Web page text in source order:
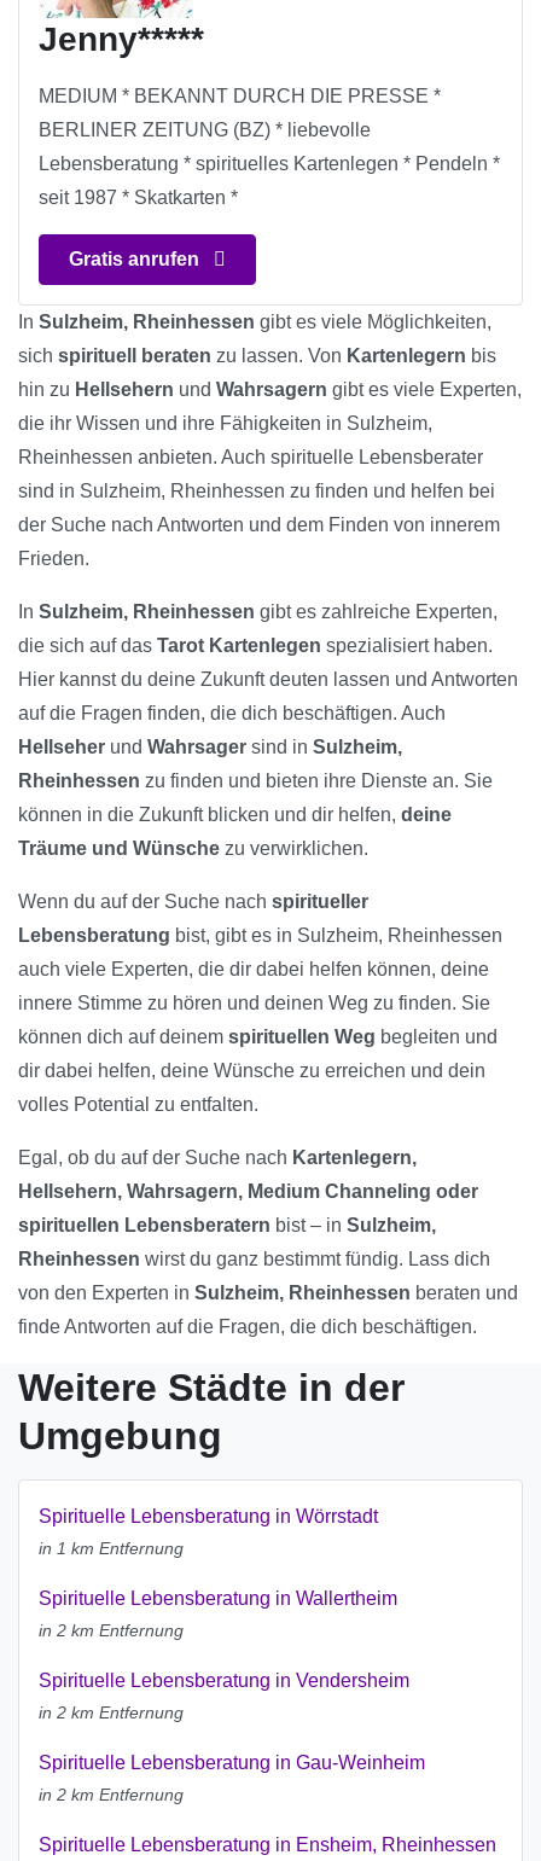
Jenny*****
MEDIUM * BEKANNT DURCH DIE PRESSE *
BERLINER ZEITUNG (BZ) * liebevolle
Lebensberatung * spirituelles Kartenlegen * Pendeln *
seit 1987 * Skatkarten *
Gratis anrufen
In Sulzheim, Rheinhessen gibt es viele Möglichkeiten,
sich spirituell beraten zu lassen. Von Kartenlegern bis
hin zu Hellsehern und Wahrsagern gibt es viele Experten,
die ihr Wissen und ihre Fähigkeiten in Sulzheim,
Rheinhessen anbieten. Auch spirituelle Lebensberater
sind in Sulzheim, Rheinhessen zu finden und helfen bei
der Suche nach Antworten und dem Finden von innerem
Frieden.
In Sulzheim, Rheinhessen gibt es zahlreiche Experten,
die sich auf das Tarot Kartenlegen spezialisiert haben.
Hier kannst du deine Zukunft deuten lassen und Antworten
auf die Fragen finden, die dich beschäftigen. Auch
Hellseher und Wahrsager sind in Sulzheim,
Rheinhessen zu finden und bieten ihre Dienste an. Sie
können in die Zukunft blicken und dir helfen, deine
Träume und Wünsche zu verwirklichen.
Wenn du auf der Suche nach spiritueller
Lebensberatung bist, gibt es in Sulzheim, Rheinhessen
auch viele Experten, die dir dabei helfen können, deine
innere Stimme zu hören und deinen Weg zu finden. Sie
können dich auf deinem spirituellen Weg begleiten und
dir dabei helfen, deine Wünsche zu erreichen und dein
volles Potential zu entfalten.
Egal, ob du auf der Suche nach Kartenlegern,
Hellsehern, Wahrsagern, Medium Channeling oder
spirituellen Lebensberatern bist – in Sulzheim,
Rheinhessen wirst du ganz bestimmt fündig. Lass dich
von den Experten in Sulzheim, Rheinhessen beraten und
finde Antworten auf die Fragen, die dich beschäftigen.
Weitere Städte in der
Umgebung
Spirituelle Lebensberatung in Wörrstadt
in 1 km Entfernung
Spirituelle Lebensberatung in Wallertheim
in 2 km Entfernung
Spirituelle Lebensberatung in Vendersheim
in 2 km Entfernung
Spirituelle Lebensberatung in Gau-Weinheim
in 2 km Entfernung
Spirituelle Lebensberatung in Ensheim, Rheinhessen